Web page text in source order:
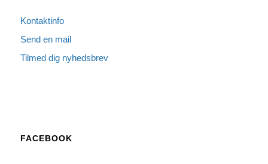
Kontaktinfo
Send en mail
Tilmed dig nyhedsbrev
FACEBOOK